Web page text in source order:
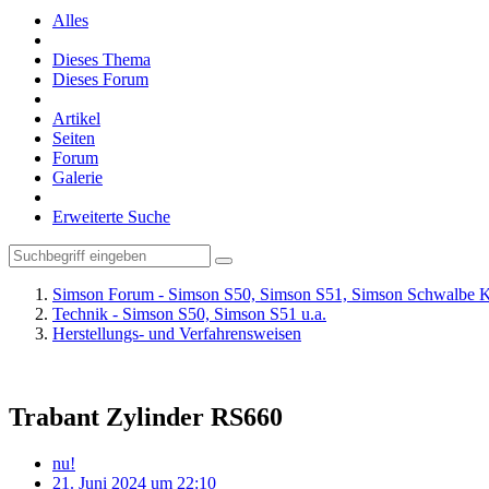
Alles
Dieses Thema
Dieses Forum
Artikel
Seiten
Forum
Galerie
Erweiterte Suche
Simson Forum - Simson S50, Simson S51, Simson Schwalbe
Technik - Simson S50, Simson S51 u.a.
Herstellungs- und Verfahrensweisen
Trabant Zylinder RS660
nu!
21. Juni 2024 um 22:10